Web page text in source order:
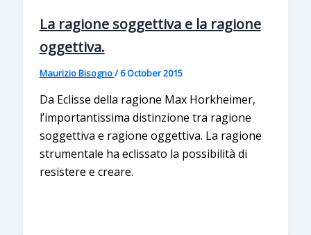
La ragione soggettiva e la ragione
oggettiva.
Maurizio Bisogno/6 October 2015
Da Eclisse della ragione Max Horkheimer,
l’importantissima distinzione tra ragione
soggettiva e ragione oggettiva. La ragione
strumentale ha eclissato la possibilità di
resistere e creare.